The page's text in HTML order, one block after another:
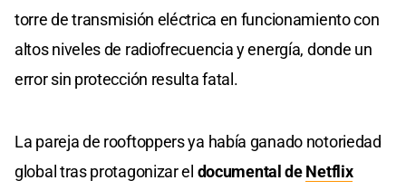
torre de transmisión eléctrica en funcionamiento con
altos niveles de radiofrecuencia y energía, donde un
error sin protección resulta fatal.
La pareja de rooftoppers ya había ganado notoriedad
global tras protagonizar el documental deNetflix